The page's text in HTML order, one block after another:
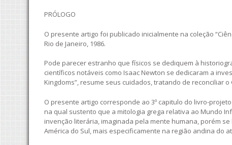
PRÓLOGO
O presente artigo foi publicado inicialmente na coleção
Rio de Janeiro, 1986.
Pode parecer estranho que físicos se dediquem à
científicos notáveis como Isaac Newton se dedicaram a
Kingdoms”, resume seus cuidados, tratando de reconciliar
O presente artigo corresponde ao 3º capitulo do livro-
na qual sustento que a mitologia grega relativa ao Mundo
invenção literária, imaginada pela mente humana, porém
América do Sul, mais especificamente na região andina do